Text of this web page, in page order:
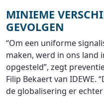
MINIEME
GEVOLGEN
“Om een uniforme
maken, werd in ons land
opgesteld”, zegt
Filip Bekaert van IDEWE.
de globalisering er